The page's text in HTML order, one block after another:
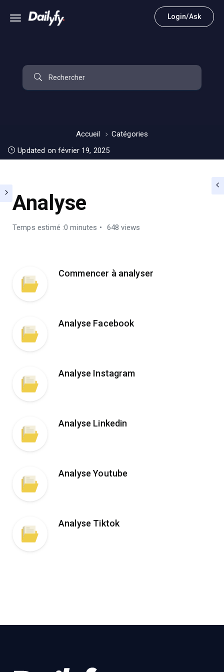
Login/Ask
Accueil
Catégories
Updated on février 19, 2025
Analyse
Temps estimé :0 minutes 648 views
Commencer à analyser
Analyse Facebook
Analyse Instagram
Analyse Linkedin
Analyse Youtube
Analyse Tiktok